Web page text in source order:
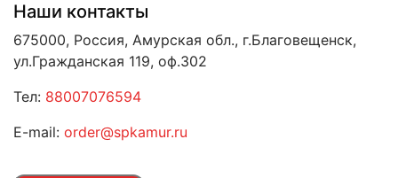
Наши контакты
675000, Россия, Амурская обл., г.Благовещенск,
ул.Гражданская 119, оф.302
Тел: 88007076594
E-mail: order@spkamur.ru